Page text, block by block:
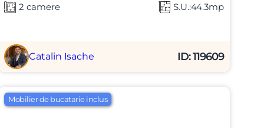
2 camere S.U.:44.3mp
Catalin Isache ID: 119609
Mobilier de bucatarie inclus